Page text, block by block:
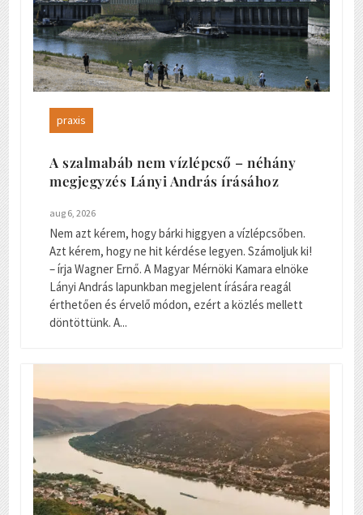
praxis
A szalmabáb nem vízlépcső – néhány
megjegyzés Lányi András írásához
aug 6, 2026
Nem azt kérem, hogy bárki higgyen a vízlépcsőben.
Azt kérem, hogy ne hit kérdése legyen. Számoljuk ki!
– írja Wagner Ernő. A Magyar Mérnöki Kamara elnöke
Lányi András lapunkban megjelent írására reagál
érthetően és érvelő módon, ezért a közlés mellett
döntöttünk. A...